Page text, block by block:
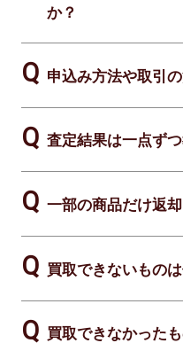
か？
申込み方法や取引
査定結果は一点ず
一部の商品だけ返
買取できないもの
買取できなかった